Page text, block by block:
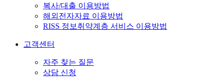
복사/대출 이용방법
해외전자자료 이용방법
RISS 정보취약계층 서비스 이용방법
고객센터
자주 찾는 질문
상담 신청